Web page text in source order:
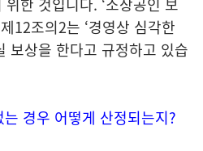
한 것입니다. ‘소상공인 보
12조의2는 ‘경영상 심각한
보상을 한다고 규정하고 있습
경우 어떻게 산정되는지?